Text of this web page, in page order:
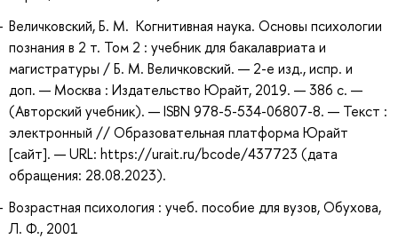
Величковский, Б. М. Когнитивная наука. Основы психологии
познания в 2 т. Том 2 : учебник для бакалавриата и
магистратуры / Б. М. Величковский. — 2-е изд., испр. и
доп. — Москва : Издательство Юрайт, 2019. — 386 с. —
(Авторский учебник). — ISBN 978-5-534-06807-8. — Текст :
электронный // Образовательная платформа Юрайт
[сайт]. — URL: https://urait.ru/bcode/437723 (дата
обращения: 28.08.2023).
Возрастная психология : учеб. пособие для вузов, Обухова,
Л. Ф., 2001